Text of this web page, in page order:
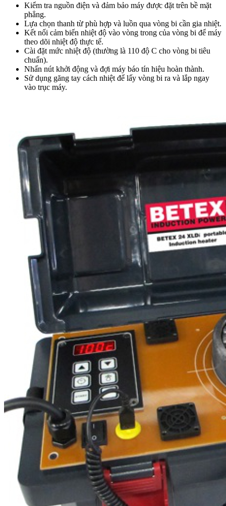
Kiểm tra nguồn điện và đảm bảo máy được đặt trên bề mặt
phẳng.
Lựa chọn thanh từ phù hợp và luồn qua vòng bi cần gia nhiệt.
Kết nối cảm biến nhiệt độ vào vòng trong của vòng bi để máy
theo dõi nhiệt độ thực tế.
Cài đặt mức nhiệt độ (thường là 110 độ C cho vòng bi tiêu
chuẩn).
Nhấn nút khởi động và đợi máy báo tín hiệu hoàn thành.
Sử dụng găng tay cách nhiệt để lấy vòng bi ra và lắp ngay
vào trục máy.